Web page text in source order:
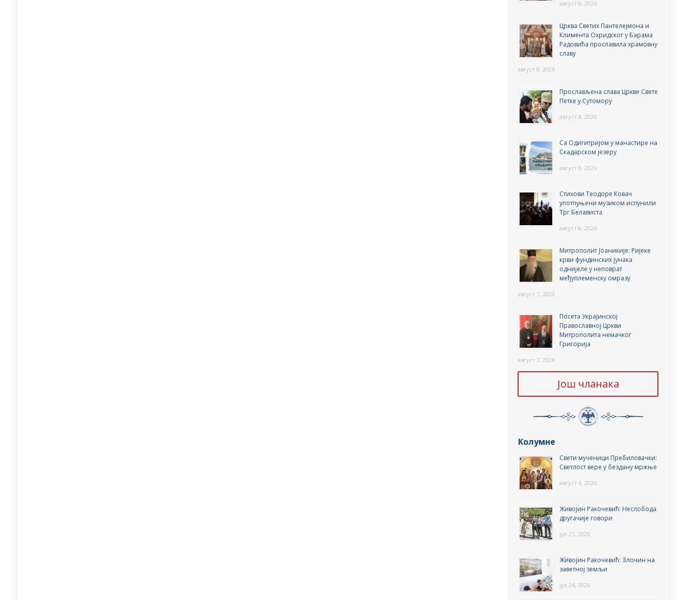
август 8, 2026
Црква Светих Пантелејмона и
Климента Охридског у Барама
Радовића прославила храмовну
славу
август 8, 2026
Прослављена слава Цркве Свете
Петке у Сутомору
август 8, 2026
Са Одигитријом у манастире на
Скадарском језеру
август 8, 2026
Стихови Теодоре Ковач
употпуњени музиком испунили
Трг Белависта
август 8, 2026
Митрополит Јоаникије: Ријеке
крви фундинских јунака
однијеле у неповрат
међуплеменску омразу
август 7, 2026
Посета Украјинској
Православној Цркви
Митрополита немачког
Григорија
август 7, 2026
Још чланака
Колумне
Свети мученици Пребиловачки:
Светлост вере у бездану мржње
август 6, 2026
Живојин Ракочевић: Неслобода
другачије говори
јул 27, 2026
Живојин Ракочевић: Злочин на
заветној земљи
јул 24, 2026